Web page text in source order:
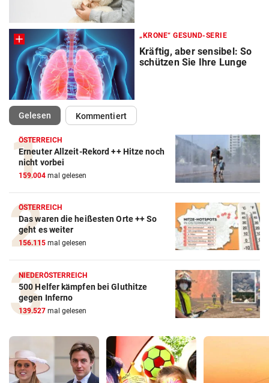
„KRONE“ GESUND-SERIE
Kräftig, aber sensibel: So
schützen Sie Ihre Lunge
Gelesen(ausgewählt)Kommentiert
ÖSTERREICH
Erneuter Allzeit-Rekord ++ Hitze noch
nicht vorbei
159.004 mal gelesen
ÖSTERREICH
Das waren die heißesten Orte ++ So
geht es weiter
156.115 mal gelesen
NIEDERÖSTERREICH
500 Helfer kämpfen bei Gluthitze
gegen Inferno
139.527 mal gelesen